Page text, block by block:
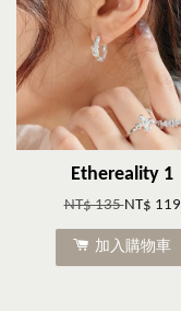
Ethereality 1
NT$ 135NT$ 119
加入購物車